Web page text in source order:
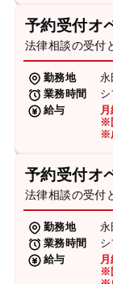
予約受付オ
法律相談の受付
勤務地
永
業務時間
給与
※
※
予約受付オ
法律相談の受付
勤務地
永
業務時間
給与
※